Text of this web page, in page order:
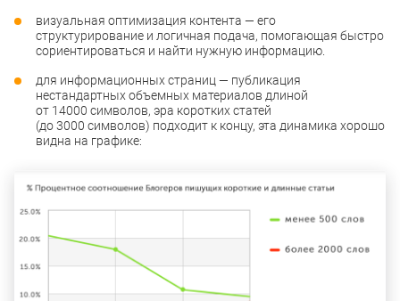
визуальная оптимизация контента — его
структурирование и логичная подача, помогающая быстро
сориентироваться и найти нужную информацию.
для информационных страниц — публикация
нестандартных объемных материалов длиной
от 14000 символов, эра коротких статей
(до 3000 символов) подходит к концу, эта динамика хорошо
видна на графике: